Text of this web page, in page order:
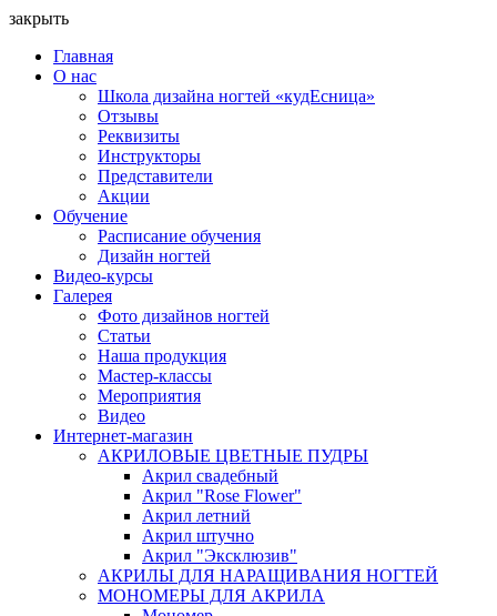
закрыть
Главная
О нас
Школа дизайна ногтей «кудЕсница»
Отзывы
Реквизиты
Инструкторы
Представители
Акции
Обучение
Расписание обучения
Дизайн ногтей
Видео-курсы
Галерея
Фото дизайнов ногтей
Статьи
Наша продукция
Мастер-классы
Мероприятия
Видео
Интернет-магазин
АКРИЛОВЫЕ ЦВЕТНЫЕ ПУДРЫ
Акрил свадебный
Акрил "Rose Flower"
Акрил летний
Акрил штучно
Акрил "Эксклюзив"
АКРИЛЫ ДЛЯ НАРАЩИВАНИЯ НОГТЕЙ
МОНОМЕРЫ ДЛЯ АКРИЛА